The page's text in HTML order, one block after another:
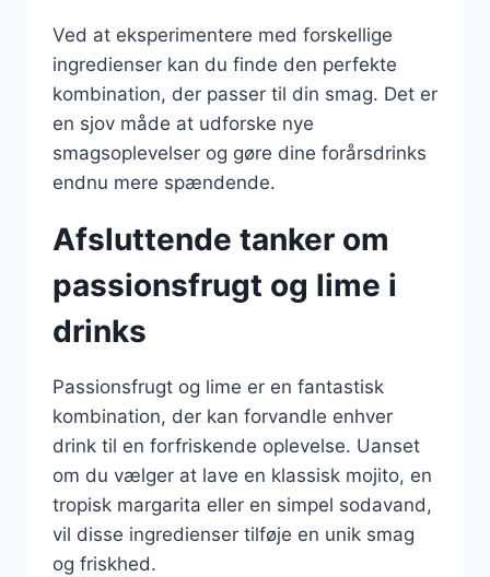
Ved at eksperimentere med forskellige
ingredienser kan du finde den perfekte
kombination, der passer til din smag. Det er
en sjov måde at udforske nye
smagsoplevelser og gøre dine forårsdrinks
endnu mere spændende.
Afsluttende tanker om
passionsfrugt og lime i
drinks
Passionsfrugt og lime er en fantastisk
kombination, der kan forvandle enhver
drink til en forfriskende oplevelse. Uanset
om du vælger at lave en klassisk mojito, en
tropisk margarita eller en simpel sodavand,
vil disse ingredienser tilføje en unik smag
og friskhed.